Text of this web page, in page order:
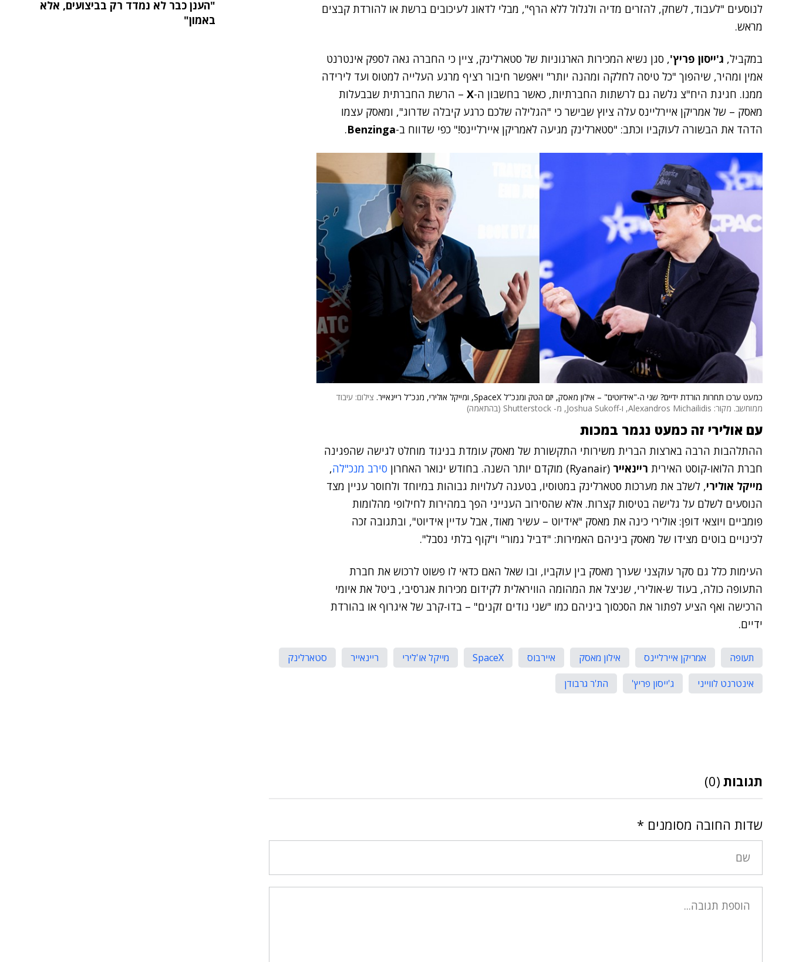
לנוסעים "לעבוד, לשחק, להזרים מדיה ולגלול ללא הרף", מבלי לדאוג לעיכובים ברשת או להורדת קבצים
מראש.
במקביל, ג'ייסון פריץ', סגן נשיא המכירות הארגוניות של סטארלינק, ציין כי החברה גאה לספק אינטרנט
אמין ומהיר, שיהפוך "כל טיסה לחלקה ומהנה יותר" ויאפשר חיבור רציף מרגע העלייה למטוס ועד לירידה
ממנו. חגיגת היח"צ גלשה גם לרשתות החברתיות, כאשר בחשבון ה-X – הרשת החברתית שבבעלות
מאסק – של אמריקן איירליינס עלה ציוץ שבישר כי "הגלילה שלכם כרגע קיבלה שדרוג", ומאסק עצמו
הדהד את הבשורה לעוקביו וכתב: "סטארלינק מגיעה לאמריקן איירליינס!" כפי שדווח ב-Benzinga
.
כמעט ערכו תחרות הורדת ידיים? שני ה-"אידיוטים" – אילון מאסק, יזם הטק ומנכ"ל SpaceX, ומייקל אולירי, מנכ"ל ריינאייר.
צילום: עיבוד
ממוחשב. מקור: Alexandros Michailidis, ו-Joshua Sukoff, מ- Shutterstock (בהתאמה)
עם אולירי זה כמעט נגמר במכות
ההתלהבות הרבה בארצות הברית משירותי התקשורת של מאסק עומדת בניגוד מוחלט לגישה שהפגינה
חברת הלואו-קוסט האירית ריינאייר (Ryanair) מוקדם יותר השנה. בחודש ינואר האחרון סירב מנכ"לה,
מייקל אולירי, לשלב את מערכות סטארלינק במטוסיו, בטענה לעלויות גבוהות במיוחד ולחוסר עניין מצד
הנוסעים לשלם על גלישה בטיסות קצרות. אלא שהסירוב הענייני הפך במהירות לחילופי מהלומות
פומביים ויוצאי דופן: אולירי כינה את מאסק "אידיוט – עשיר מאוד, אבל עדיין אידיוט", ובתגובה זכה
לכינויים בוטים מצידו של מאסק ביניהם האמירות: "דביל גמור" ו"קוף בלתי נסבל".
העימות כלל גם סקר עוקצני שערך מאסק בין עוקביו, ובו שאל האם כדאי לו פשוט לרכוש את חברת
התעופה כולה, בעוד ש-אולירי, שניצל את המהומה הוויראלית לקידום מכירות אגרסיבי, ביטל את איומי
הרכישה ואף הציע לפתור את הסכסוך ביניהם כמו "שני נודים זקנים" – בדו-קרב של איגרוף או בהורדת
ידיים.
תעופה אמריקן איירליינס אילון מאסק איירבוס SpaceX מייקל או'לירי ריינאייר
סטארלינק
אינטרנט לווייני
ג'ייסון פריץ' הת'ר גרבודן
תגובות (0)
שדות החובה מסומנים *
"הענן כבר לא נמדד רק בביצועים, אלא
באמון"